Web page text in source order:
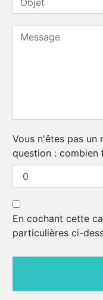
Vous n'êtes pas
question : combien
En cochant cette
particulières ci-